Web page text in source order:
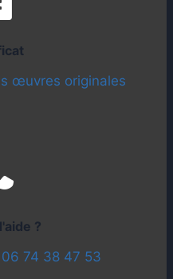
œuvres originales
?
74 38 47 53